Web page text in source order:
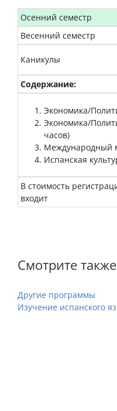
Осенний семестр
Весенний семестр
Каникулы
Содержание:
Экономика/
Экономика/
часов)
Международный
Испанская
В стоимость
входит
Смотрите
Другие программы
Изучение испанского